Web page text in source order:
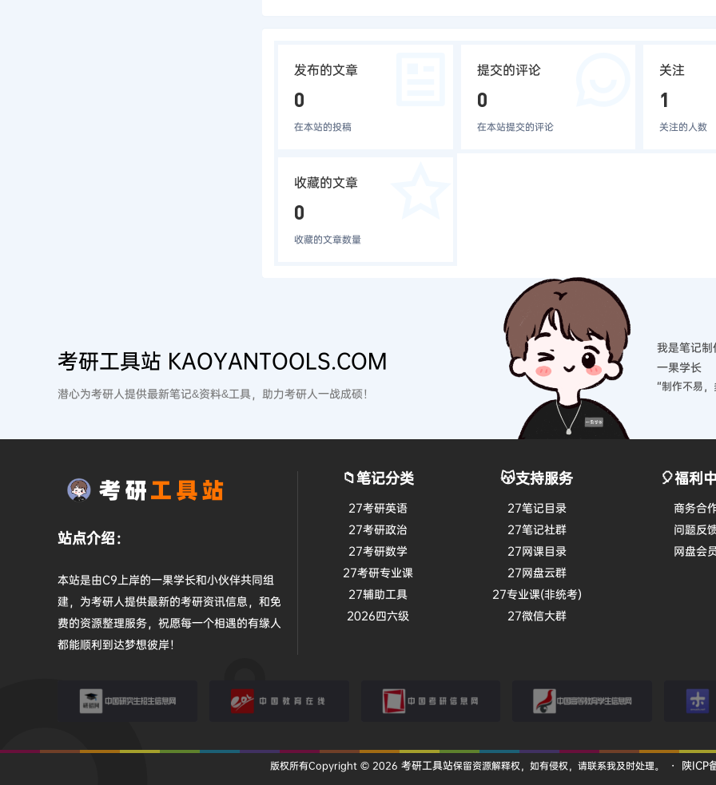
发布的文章
0
在本站的投稿
提交的评论
0
在本站提交的评论
关注
1
关注的人数
收藏的文章
0
收藏的文章数量
考研工具站 KAOYANTOOLS.COM
潜心为考研人提供最新笔记&资料&工具，助力考研人一战成硕！
我是笔记制
一果学长
“制作不易
站点介绍：
本站是由C9上岸的一果学长和小伙伴共同组
建，为考研人提供最新的考研资讯信息，和免
费的资源整理服务，祝愿每一个相遇的有缘人
都能顺利到达梦想彼岸！
📁笔记分类
27考研英语
27考研政治
27考研数学
27考研专业课
27辅助工具
2026四六级
😽支持服务
27笔记目录
27笔记社群
27网课目录
27网盘云群
27专业课(非统考)
27微信大群
🎈福利
商务合
问题反
网盘会
版权所有Copyright © 2026 考研工具站保留资源解释权，如有侵权，请联系我及时处理。 ・ 陕ICP